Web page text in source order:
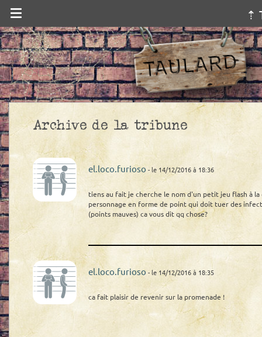
⇡
Archive de la tribune
el.loco.furioso - le 14/12/2016 à 18:36
tiens au fait je cherche le nom d'un petit jeu flash à
personnage en forme de point qui doit tuer des
(points mauves) ca vous dit qq chose?
el.loco.furioso - le 14/12/2016 à 18:35
ca fait plaisir de revenir sur la promenade !